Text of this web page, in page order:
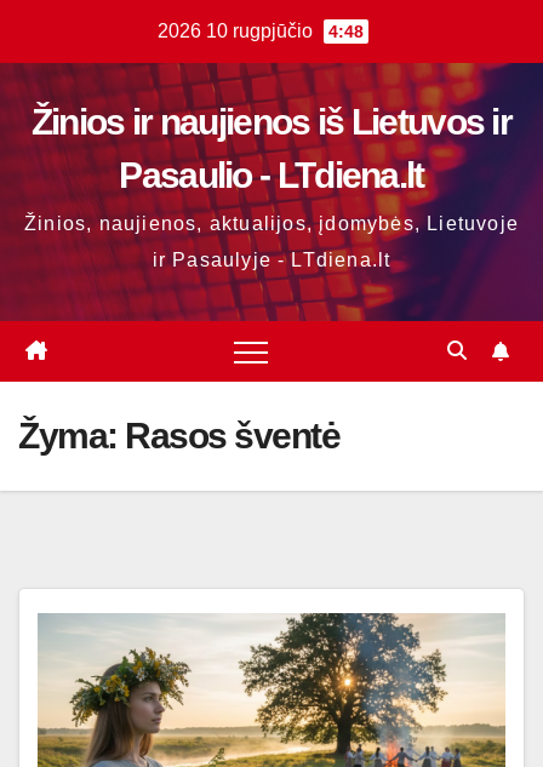
content
2026 10 rugpjūčio 4:48
Žinios ir naujienos iš Lietuvos ir
Pasaulio - LTdiena.lt
Žinios, naujienos, aktualijos, įdomybės, Lietuvoje
ir Pasaulyje - LTdiena.lt
Žyma: Rasos šventė